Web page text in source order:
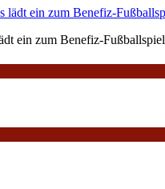
ein zum Benefiz-Fußballspiel